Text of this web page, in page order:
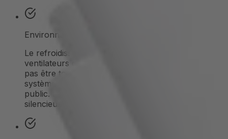
Environnements sensibles au bruit
Le refroidissement actif par air avec des
ventilateurs génère du bruit qui ne peut souvent
pas être toléré dans les technologies médicales, les
systèmes de laboratoire ou les produits grand
public. Les refroidisseurs liquides fonctionnent
silencieusement.